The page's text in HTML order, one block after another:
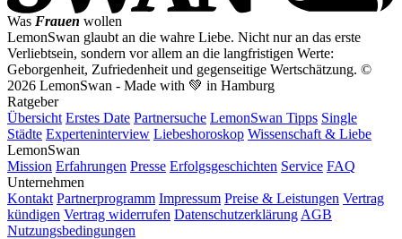
Was Frauen wollen
LemonSwan glaubt an die wahre Liebe. Nicht nur an das erste
Verliebtsein, sondern vor allem an die langfristigen Werte:
Geborgenheit, Zufriedenheit und gegenseitige Wertschätzung. ©
2026 LemonSwan - Made with 💚 in Hamburg
Ratgeber
Übersicht Erstes Date Partnersuche LemonSwan Tipps Single
Städte Experteninterview Liebeshoroskop Wissenschaft & Liebe
LemonSwan
Mission Erfahrungen Presse Erfolgsgeschichten Service FAQ
Unternehmen
Kontakt Partnerprogramm Impressum Preise & Leistungen Vertrag
kündigen Vertrag widerrufen Datenschutzerklärung AGB
Nutzungsbedingungen